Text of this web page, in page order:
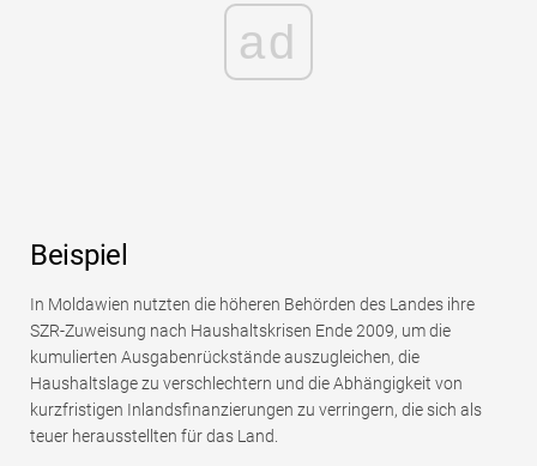
ad
Beispiel
In Moldawien nutzten die höheren Behörden des Landes ihre
SZR-Zuweisung nach Haushaltskrisen Ende 2009, um die
kumulierten Ausgabenrückstände auszugleichen, die
Haushaltslage zu verschlechtern und die Abhängigkeit von
kurzfristigen Inlandsfinanzierungen zu verringern, die sich als
teuer herausstellten für das Land.